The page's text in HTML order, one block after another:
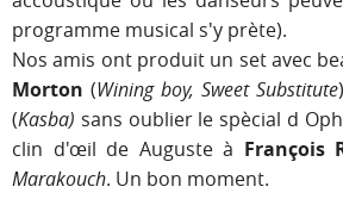
programme musical s'y prète).
Nos amis ont produit un set avec
Morton (Wining boy, Sweet Substitute
(Kasba) sans oublier le spècial d
clin d'œil de Auguste à François
Marakouch. Un bon moment.